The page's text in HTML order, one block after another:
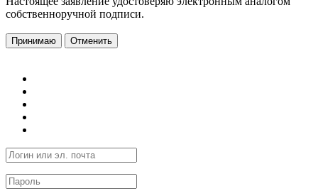
собственноручной подписи.
Принимаю Отменить